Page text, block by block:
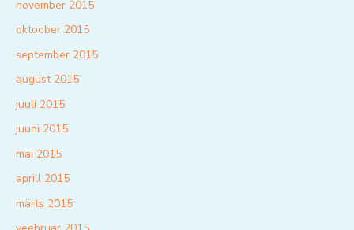
november 2015
oktoober 2015
september 2015
august 2015
juuli 2015
juuni 2015
mai 2015
aprill 2015
märts 2015